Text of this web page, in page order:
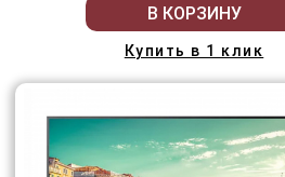
В КОРЗИНУ
Купить в 1 клик